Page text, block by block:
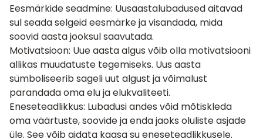
Eesmärkide seadmine: Uusaastalubadused aitavad
sul seada selgeid eesmärke ja visandada, mida
soovid aasta jooksul saavutada.
Motivatsioon: Uue aasta algus võib olla motivatsiooni
allikas muudatuste tegemiseks. Uus aasta
sümboliseerib sageli uut algust ja võimalust
parandada oma elu ja elukvaliteeti.
Eneseteadlikkus: Lubadusi andes võid mõtiskleda
oma väärtuste, soovide ja enda jaoks oluliste asjade
üle. See võib aidata kaasa su eneseteadlikkusele.